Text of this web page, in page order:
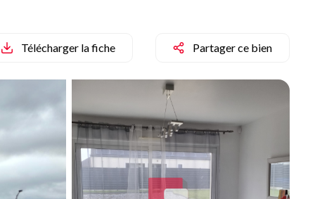
Télécharger la fiche Partager ce bien